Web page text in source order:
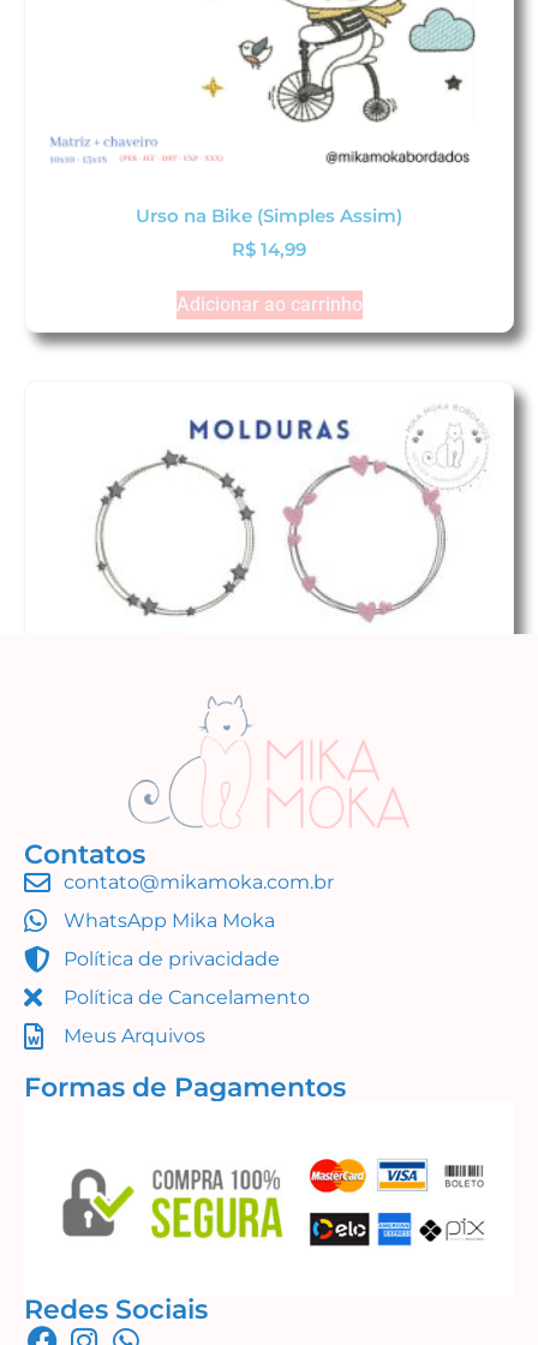
Urso na Bike (Simples Assim)
R$ 14,99
Adicionar ao carrinho
Molduras
R$16,99
Adicionar ao carrinho
Contatos
contato@mikamoka.com.br
WhatsApp Mika Moka
Política de privacidade
Política de Cancelamento
Meus Arquivos
Formas de Pagamentos
Redes Sociais